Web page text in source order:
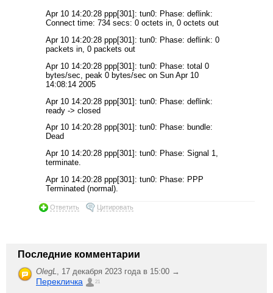
Apr 10 14:20:28 ppp[301]: tun0: Phase: deflink:
Connect time: 734 secs: 0 octets in, 0 octets out
Apr 10 14:20:28 ppp[301]: tun0: Phase: deflink: 0
packets in, 0 packets out
Apr 10 14:20:28 ppp[301]: tun0: Phase: total 0
bytes/sec, peak 0 bytes/sec on Sun Apr 10
14:08:14 2005
Apr 10 14:20:28 ppp[301]: tun0: Phase: deflink:
ready -> closed
Apr 10 14:20:28 ppp[301]: tun0: Phase: bundle:
Dead
Apr 10 14:20:28 ppp[301]: tun0: Phase: Signal 1,
terminate.
Apr 10 14:20:28 ppp[301]: tun0: Phase: PPP
Terminated (normal).
Ответить Цитировать
Последние комментарии
OlegL 17 декабря 2023 года в 15:00 →
Перекличка 21